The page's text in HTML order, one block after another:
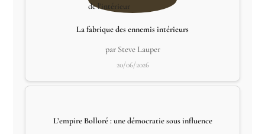
La fabrique des ennemis intérieurs
par Steve Lauper
20/06/2026
L’empire Bolloré : une démocratie sous influence